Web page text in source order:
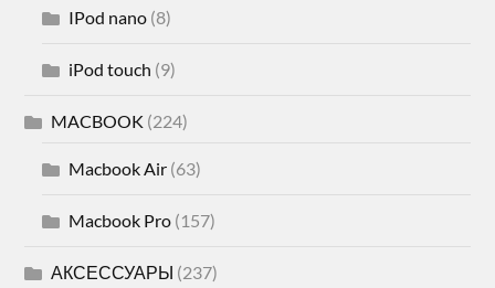
IPod nano (8)
iPod touch (9)
MACBOOK (224)
Macbook Air (63)
Macbook Pro (157)
АКСЕССУАРЫ (237)